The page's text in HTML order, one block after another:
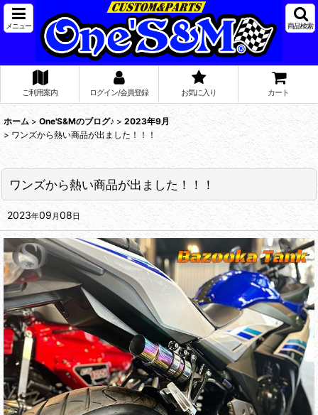
メニュー 商品検索
ご利用案内 ログイン/会員登録 お気に入り カート
ホーム > One'S&Mのブログ♪ > 2023年9月
> ワンズから熱い商品が出ました！！！
ワンズから熱い商品が出ました！！！
2023年09 月08日